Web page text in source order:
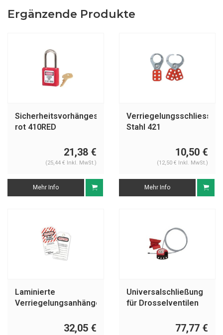
Ergänzende Produkte
Sicherheitsvorhängeschloss
rot 410RED
21,38 €
(25,44 € Inkl. MwSt.)
Mehr Info
Stahl 421
10,50 €
(12,50 € Inkl. MwSt.)
Mehr Info
Laminierte
Verriegelungsanhänger
32,05 €
Universalschließung
für Drosselventilen
77,77 €